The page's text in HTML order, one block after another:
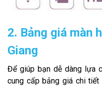
2. Bảng giá màn
Giang
Để giúp bạn dễ dàng lựa
cung cấp bảng giá chi